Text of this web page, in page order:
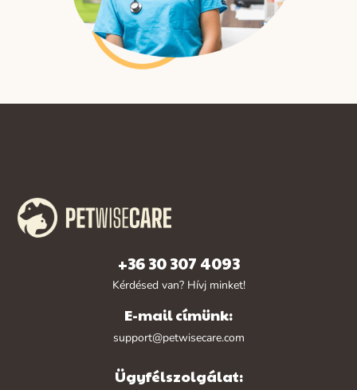
+36 30 307 4093
Kérdésed van? Hívj minket!
E-mail címünk:
support@petwisecare.com
Ügyfélszolgálat: